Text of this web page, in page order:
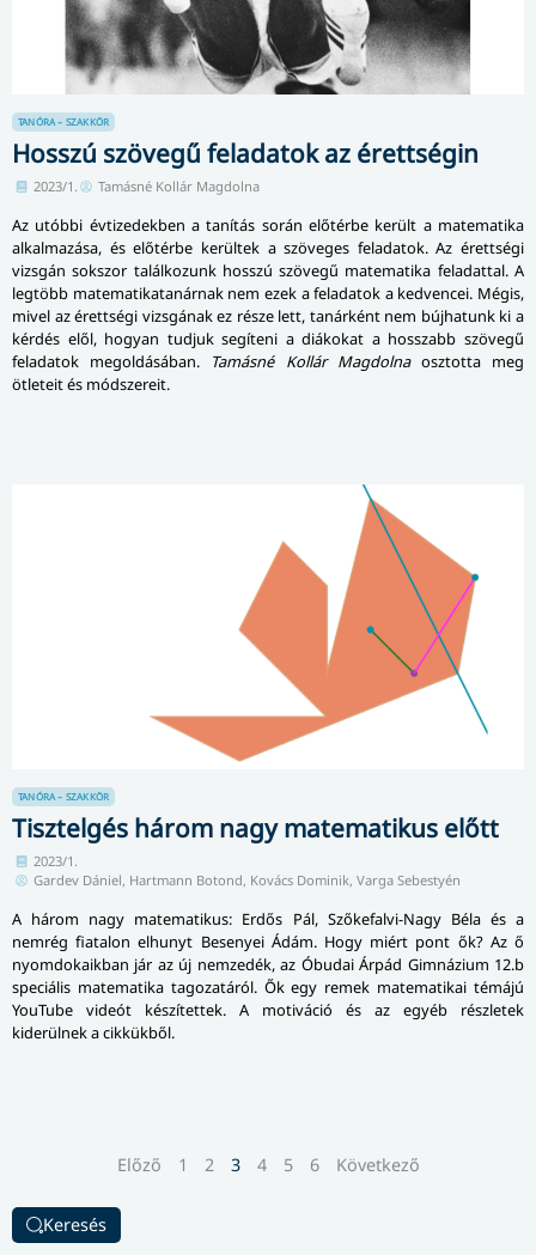
TANÓRA – SZAKKÖR
Hosszú szövegű feladatok az érettségin
2023/1. Tamásné Kollár Magdolna
Az utóbbi évtizedekben a tanítás során előtérbe került a matematika
alkalmazása, és előtérbe kerültek a szöveges feladatok. Az érettségi
vizsgán sokszor találkozunk hosszú szövegű matematika feladattal. A
legtöbb matematikatanárnak nem ezek a feladatok a kedvencei. Mégis,
mivel az érettségi vizsgának ez része lett, tanárként nem bújhatunk ki a
kérdés elől, hogyan tudjuk segíteni a diákokat a hosszabb szövegű
feladatok meg­ol­dá­sá­ban. Tamásné Kollár Magdolnaosztotta meg
ötleteit és módszereit.
TANÓRA – SZAKKÖR
Tisztelgés három nagy matematikus előtt
2023/1.
Gardev Dániel, Hartmann Botond, Kovács Dominik, Varga Sebestyén
A három nagy matematikus: Erdős Pál, Szőkefalvi-Nagy Béla és a
nemrég fiatalon elhunyt Besenyei Ádám. Hogy miért pont ők? Az ő
nyomdokaikban jár az új nemzedék, az Óbudai Árpád Gimnázium 12.b
speciális matematika tagozatáról. Ők egy remek matematikai témájú
YouTube videót készítettek. A motiváció és az egyéb részletek
kiderülnek a cikkükből.
Előző 1 2 3 4 5 6 Következő
Keresés